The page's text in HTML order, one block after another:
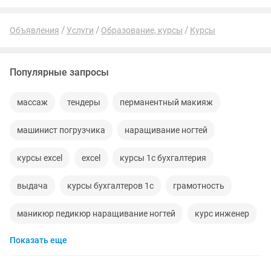
Объявления Услуги Образование, курсы Курсы
Популярные запросы
массаж тендеры перманентный макияж
машинист погрузчика наращивание ногтей
курсы excel excel курсы 1с бухгалтерия
выдача курсы бухгалтеров 1с грамотность
маникюр педикюр наращивание ногтей курс инженер
бухгалтера для
Показать еще